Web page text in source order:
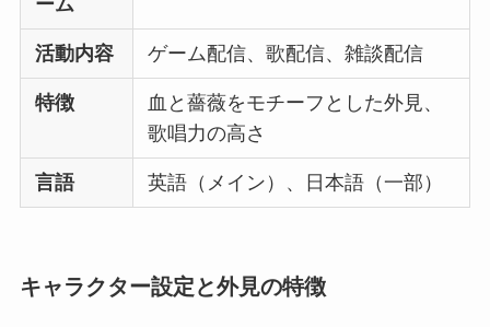
ーム
活動内容 ゲーム配信、歌配信、雑談配信
特徴
血と薔薇をモチーフとした外見、
歌唱力の高さ
言語 英語（メイン）、日本語（一部）
キャラクター設定と外見の特徴